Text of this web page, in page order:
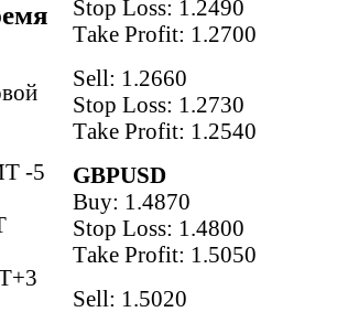
-5
Stop Loss: 1.2490
Тake Рrofit: 1.2700
Sell: 1.2660
Stop Loss: 1.2730
Тake Рrofit: 1.2540
GBPUSD
Buy: 1.4870
Stop Loss: 1.4800
Тake Рrofit: 1.5050
Sell: 1.5020